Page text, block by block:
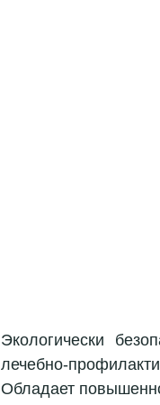
Экологически
лечебно-
Обладает